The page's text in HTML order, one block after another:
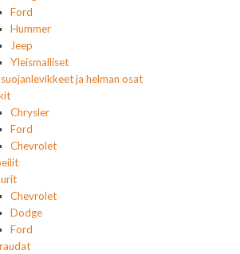
Ford
Hummer
Jeep
Yleismalliset
ja helman osat
Chrysler
Ford
Chevrolet
Chevrolet
Dodge
Ford